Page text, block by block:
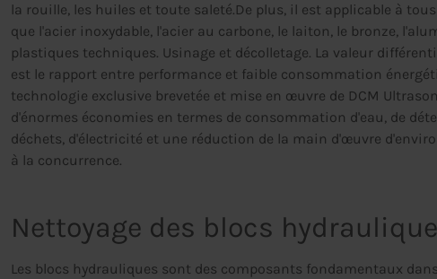
la rouille, les huiles et toute saleté.De plus, il est applicable à
que l'acier inoxydable, l'acier au carbone, le laiton, le bronze,
plastiques techniques. Usinage et décolletage. La valeur
est le rapport entre performance et faible consommation
technologie exclusive brevetée et mise en œuvre de DCM
d'énormes économies en termes de consommation d'eau, de
déchets, d'électricité et une réduction de la main d'œuvre
à la concurrence.
Nettoyage des blocs
Les blocs hydrauliques sont des composants fondamentaux